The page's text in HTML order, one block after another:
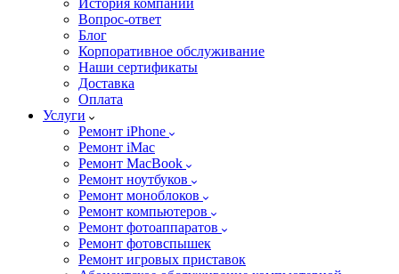
История компании
Вопрос-ответ
Блог
Корпоративное обслуживание
Наши сертификаты
Доставка
Оплата
Услуги
Ремонт iPhone
Ремонт iMac
Ремонт MacBook
Ремонт ноутбуков
Ремонт моноблоков
Ремонт компьютеров
Ремонт фотоаппаратов
Ремонт фотовспышек
Ремонт игровых приставок